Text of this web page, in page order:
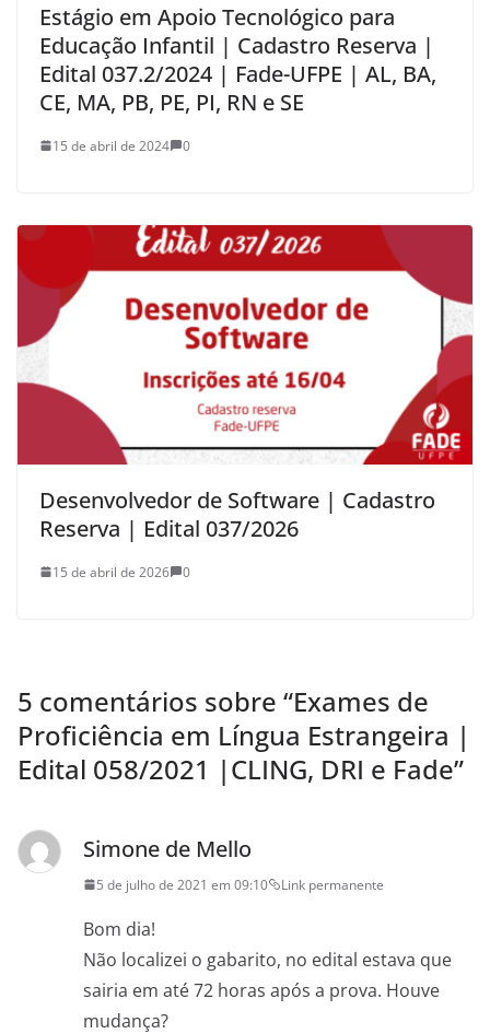
Estágio em Apoio Tecnológico para
Educação Infantil | Cadastro Reserva |
Edital 037.2/2024 | Fade-UFPE | AL, BA,
CE, MA, PB, PE, PI, RN e SE
15 de abril de 2024 0
Desenvolvedor de Software | Cadastro
Reserva | Edital 037/2026
15 de abril de 2026 0
5 comentários sobre “Exames de
Proficiência em Língua Estrangeira |
Edital 058/2021 |CLING, DRI e Fade”
Simone de Mello
5 de julho de 2021 em 09:10 Link permanente
Bom dia!
Não localizei o gabarito, no edital estava que
sairia em até 72 horas após a prova. Houve
mudança?